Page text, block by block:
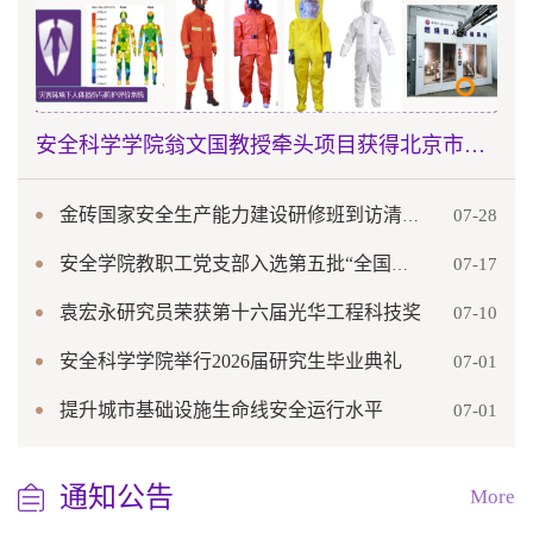
安全科学学院翁文国教授牵头项目获得北京市科学技术进步一等奖
07-28
07-17
袁宏永研究员荣获第十六届光华工程科技奖 07-10
安全科学学院举行2026届研究生毕业典礼 07-01
提升城市基础设施生命线安全运行水平 07-01
通知公告 More